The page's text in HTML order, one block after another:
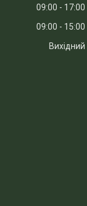
09:00
17:00
09:00
15:00
Вихідний